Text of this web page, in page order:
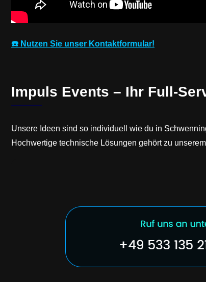
☎️ Nutzen Sie unser Kontaktformular!
Impuls Events – Ihr Full-
Unsere Ideen sind so individuell wie du in
Hochwertige technische Lösungen gehört zu